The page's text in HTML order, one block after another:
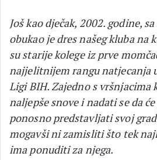
Još kao dječak, 2002. godine,
obukao je dres našeg kluba na
su starije kolege iz prve
najjelitnijem rangu natjecanja
Ligi BIH. Zajedno s vršnjacima
naljepše snove i nadati se da
ponosno predstavljati svoj
mogavši ni zamisliti što tek
ima ponuditi za njega.